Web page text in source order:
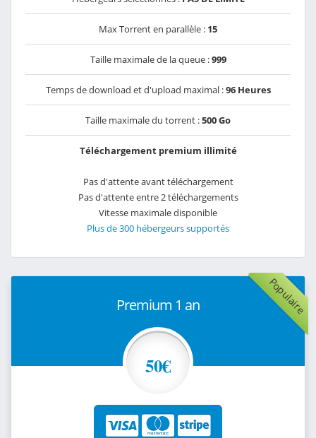
Max Torrent en parallèle : 15
Taille maximale de la queue :999
Temps de download et d'upload maximal :96 Heures
Taille maximale du torrent :500 Go
Téléchargement premium illimité
Pas d'attente avant téléchargement
Pas d'attente entre 2 téléchargements
Vitesse maximale disponible
Plus de 300 hébergeurs supportés
Populaire
Premium 1 an
50€